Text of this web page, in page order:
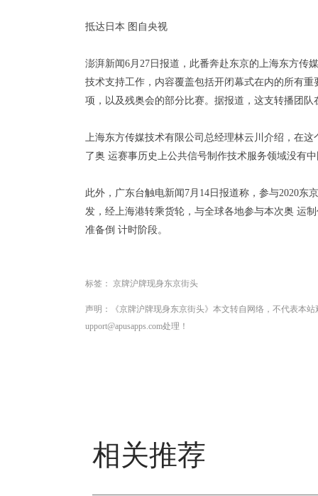
抵达日本 图自央视
澎湃新闻6月27日报道，此番奔赴东京的上海东方传
技术支持工作，内容覆盖包括开闭幕式在内的所有
项，以及残奥会的部分比赛。据报道，这支转播团
上海东方传媒技术有限公司总经理林云川介绍，在
了奥 运赛事历史上公共信号制作技术服务领域没有
此外，广东台触电新闻7月14日报道称，参与2020
发，经上海港转乘货轮，与全球各地参与本次奥 运
准备倒 计时阶段。
标签： 京牌沪牌现身东京街头
声明：《京牌沪牌现身东京街头》本文转自网络，不代表本
upport@apusapps.com处理！
相关推荐